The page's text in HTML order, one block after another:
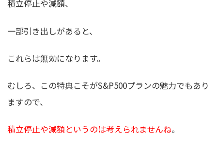
積立停止や減額、
一部引き出しがあると、
これらは無効になります。
むしろ、この特典こそがS&P500プランの魅力でもあり
ますので、
積立停止や減額というのは考えられませんね。